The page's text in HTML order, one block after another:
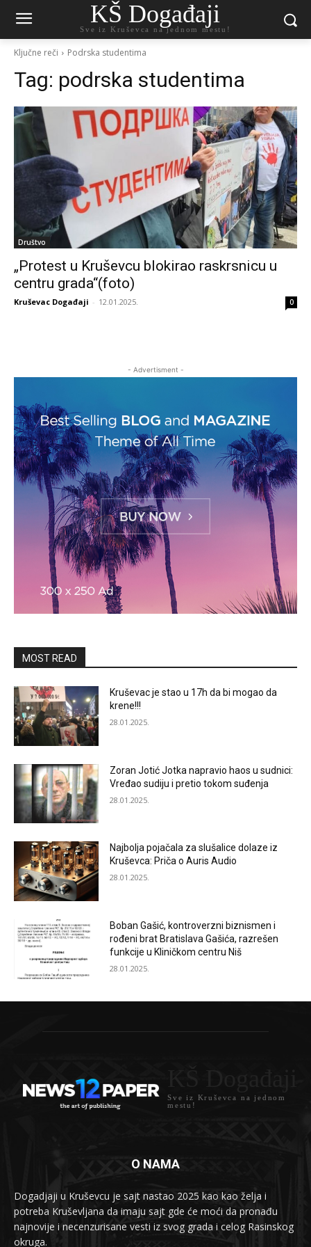
KŠ Događaji
Sve iz Kruševca na jednom mestu!
Ključne reči Podrska studentima
Tag: podrska studentima
Društvo
„Protest u Kruševcu blokirao raskrsnicu u
centru grada“(foto)
Kruševac Događaji - 12.01.2025. 0
- Advertisment -
MOST READ
Kruševac je stao u 17h da bi mogao da
krene!!!
28.01.2025.
Zoran Jotić Jotka napravio haos u sudnici:
Vređao sudiju i pretio tokom suđenja
28.01.2025.
Najbolja pojačala za slušalice dolaze iz
Kruševca: Priča o Auris Audio
28.01.2025.
Boban Gašić, kontroverzni biznismen i
rođeni brat Bratislava Gašića, razrešen
funkcije u Kliničkom centru Niš
28.01.2025.
Sve iz Kruševca na jednom
mestu!
O NAMA
Dogadjaji u Kruševcu je sajt nastao 2025 kao kao želja i
potreba Kruševljana da imaju sajt gde će moći da pronađu
najnovije i necenzurisane vesti iz svog grada i celog Rasinskog
okruga.